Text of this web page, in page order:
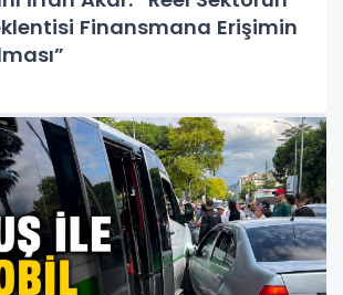
Finansmana Erişimin